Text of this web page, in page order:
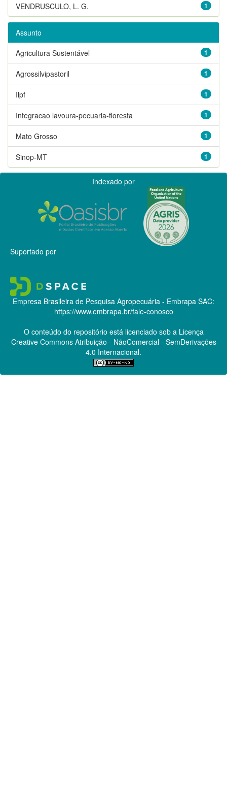
1
VENDRUSCULO, L. G.
Assunto
1
Agricultura Sustentável
1
Agrossilvipastoril
1
Ilpf
1
Integracao lavoura-pecuaria-floresta
1
Mato Grosso
1
Sinop-MT
Indexado por
Suportado por
Empresa Brasileira de Pesquisa Agropecuária - Embrapa SAC:
https://www.embrapa.br/fale-conosco
O conteúdo do repositório está licenciado sob a Licença
Creative CommonsAtribuição - NãoComercial - SemDerivações
4.0 Internacional.